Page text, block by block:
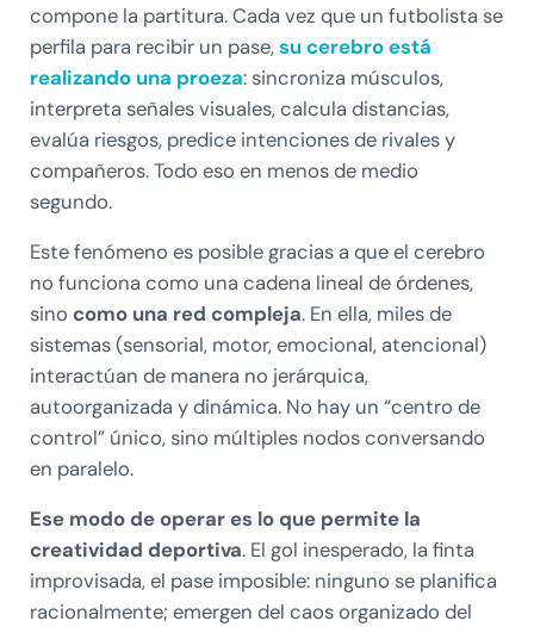
compone la partitura. Cada vez que un futbolista se
perfila para recibir un pase,su cerebro está
realizando una proeza: sincroniza músculos,
interpreta señales visuales, calcula distancias,
evalúa riesgos, predice intenciones de rivales y
compañeros. Todo eso en menos de medio
segundo.
Este fenómeno es posible gracias a que el cerebro
no funciona como una cadena lineal de órdenes,
sino como una red compleja. En ella, miles de
sistemas (sensorial, motor, emocional, atencional)
interactúan de manera no jerárquica,
autoorganizada y dinámica. No hay un “centro de
control” único, sino múltiples nodos conversando
en paralelo.
Ese modo de operar es lo que permite la
creatividad deportiva. El gol inesperado, la finta
improvisada, el pase imposible: ninguno se planifica
racionalmente; emergen del caos organizado del